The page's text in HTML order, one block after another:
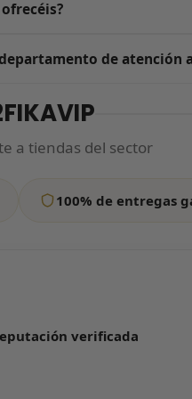
para que llegue
Amazon Pay y más. Al
de atención
lo habitual, tranquilo:
a tiendas del sector
100% de entregas
verificada